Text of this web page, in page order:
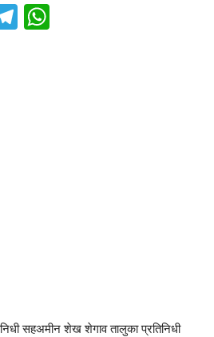
Telegram
सहअमीन शेख शेगाव तालुका प्रतिनिधी